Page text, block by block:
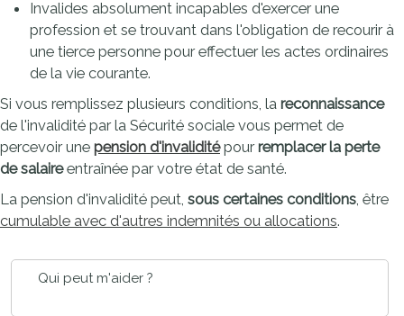
Invalides absolument incapables d'exercer une
profession et se trouvant dans l'obligation de recourir à
une tierce personne pour effectuer les actes ordinaires
de la vie courante.
Si vous remplissez plusieurs conditions, la reconnaissance
de l'invalidité par la Sécurité sociale vous permet de
percevoir une pension d'invalidité pourremplacer la perte
de salaireentraînée par votre état de santé.
La pension d'invalidité peut, sous certaines conditions, être
cumulable avec d'autres indemnités ou allocations.
Qui peut m'aider ?